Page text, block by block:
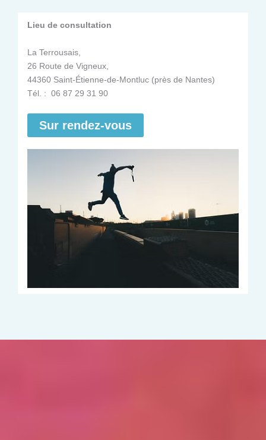
Lieu de consultation
La Terrousais,
26 Route de Vigneux,
44360 Saint-Étienne-de-Montluc (près de Nantes)
Tél. : 06 87 29 31 90
Sur rendez-vous